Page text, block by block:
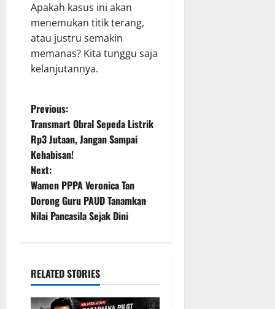
Apakah kasus ini akan
menemukan titik terang,
atau justru semakin
memanas? Kita tunggu saja
kelanjutannya.
P
o
s
t
n
v
i
Previous:
Transmart Obral Sepeda Listrik
Rp3 Jutaan, Jangan Sampai
Kehabisan!
Next:
Wamen PPPA Veronica Tan
Dorong Guru PAUD Tanamkan
Nilai Pancasila Sejak Dini
RELATED STORIES